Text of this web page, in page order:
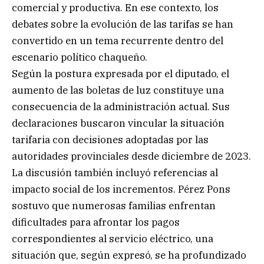
comercial y productiva. En ese contexto, los
debates sobre la evolución de las tarifas se han
convertido en un tema recurrente dentro del
escenario político chaqueño.
Según la postura expresada por el diputado, el
aumento de las boletas de luz constituye una
consecuencia de la administración actual. Sus
declaraciones buscaron vincular la situación
tarifaria con decisiones adoptadas por las
autoridades provinciales desde diciembre de 2023.
La discusión también incluyó referencias al
impacto social de los incrementos. Pérez Pons
sostuvo que numerosas familias enfrentan
dificultades para afrontar los pagos
correspondientes al servicio eléctrico, una
situación que, según expresó, se ha profundizado